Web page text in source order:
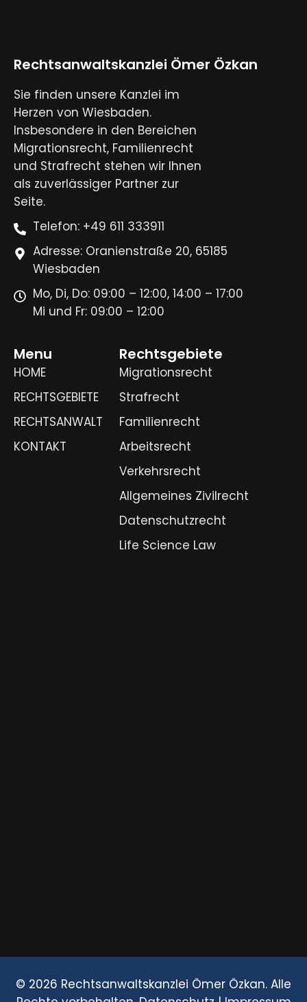
Rechtsanwaltskanzlei Ömer Özkan
Sie finden unsere Kanzlei im
Herzen von Wiesbaden.
Insbesondere in den Bereichen
Migrationsrecht, Familienrecht
und Strafrecht stehen wir Ihnen
als zuverlässiger Partner zur
Seite.
Telefon: +49 611 333911
Adresse: Oranienstraße 20, 65185
Wiesbaden
Mo, Di, Do: 09:00 – 12:00, 14:00 – 17:00
Mi und Fr: 09:00 – 12:00
Menu
HOME
RECHTSGEBIETE
RECHTSANWALT
KONTAKT
Rechtsgebiete
Migrationsrecht
Strafrecht
Familienrecht
Arbeitsrecht
Verkehrsrecht
Allgemeines Zivilrecht
Datenschutzrecht
Life Science Law
© 2026 Rechtsanwaltskanzlei Ömer Özkan. Alle